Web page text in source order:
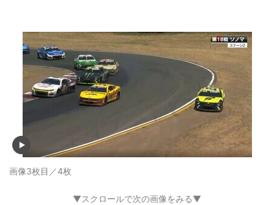
画像3枚目／4枚
▼スクロールで次の画像をみる▼